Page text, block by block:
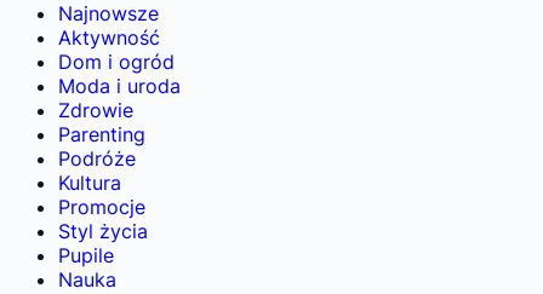
Najnowsze
Aktywność
Dom i ogród
Moda i uroda
Zdrowie
Parenting
Podróże
Kultura
Promocje
Styl życia
Pupile
Nauka